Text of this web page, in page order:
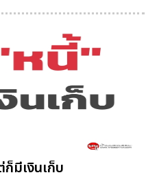
มีเงินเก็บ